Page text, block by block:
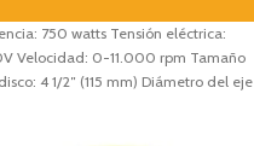
750 watts Tensión eléctrica:
Velocidad: 0-11.000 rpm Tamaño
4 1/2″ (115 mm) Diámetro del eje